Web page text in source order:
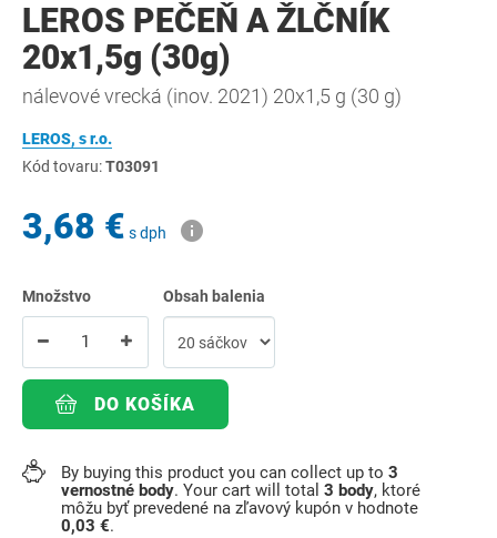
LEROS PEČEŇ A ŽLČNÍK
20x1,5g (30g)
nálevové vrecká (inov. 2021) 20x1,5 g (30 g)
LEROS, s r.o.
Kód tovaru:T03091
3,68 € s dph
Množstvo Obsah balenia
DO KOŠÍKA
By buying this product you can collect up to 3
vernostné body. Your cart will total 3 body, ktoré
môžu byť prevedené na zľavový kupón v hodnote
0,03 €.